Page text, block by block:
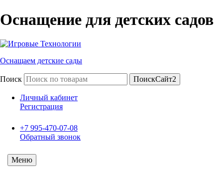
Оснащение для детских садов
Оснащаем детские сады
Поиск ПоискСайт2
Личный кабинет
Регистрация
+7 995-470-07-08
Обратный звонок
Меню